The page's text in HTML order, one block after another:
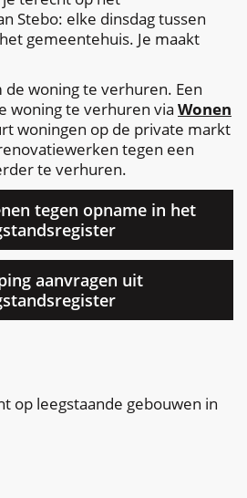
Stebo: elke dinsdag tussen
gemeentehuis. Je maakt
de woning te verhuren. Een
woning te verhuren via Wonen
woningen op de private markt
tegen een
te verhuren.
tegen opname in het
aanvragen uit
op leegstaande gebouwen in